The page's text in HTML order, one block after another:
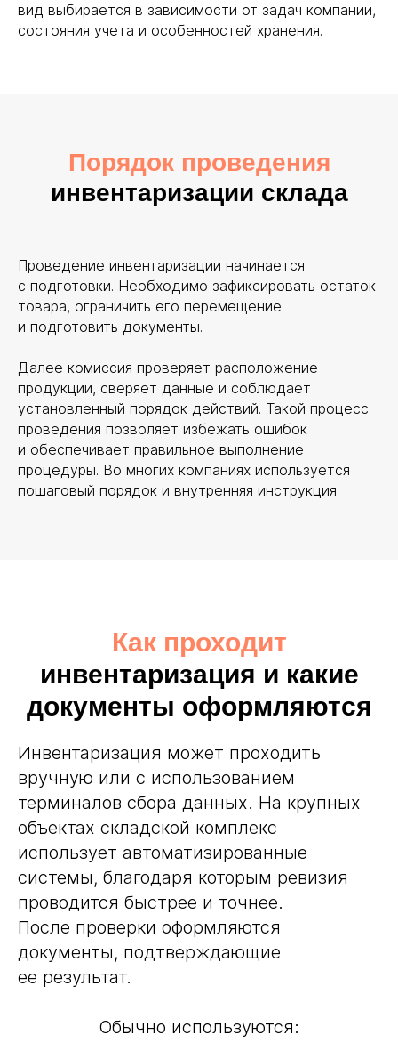
вид выбирается в зависимости от задач компании,
состояния учета и особенностей хранения.
Порядок проведения
инвентаризации склада
Проведение инвентаризации начинается
с подготовки. Необходимо зафиксировать остаток
товара, ограничить его перемещение
и подготовить документы.
Далее комиссия проверяет расположение
продукции, сверяет данные и соблюдает
установленный порядок действий. Такой процесс
проведения позволяет избежать ошибок
и обеспечивает правильное выполнение
процедуры. Во многих компаниях используется
пошаговый порядок и внутренняя инструкция.
Как проходит
инвентаризация и какие
документы оформляются
Инвентаризация может проходить
вручную или с использованием
терминалов сбора данных. На крупных
объектах складской комплекс
использует автоматизированные
системы, благодаря которым ревизия
проводится быстрее и точнее.
После проверки оформляются
документы, подтверждающие
ее результат.
Обычно используются: